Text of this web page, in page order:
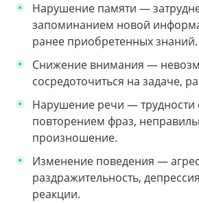
Нарушение памяти —
запоминанием новой
ранее приобретенных знаний.
Снижение внимания —
сосредоточиться на задаче,
Нарушение речи — трудности
повторением фраз,
произношение.
Изменение поведения —
раздражительность,
реакции.